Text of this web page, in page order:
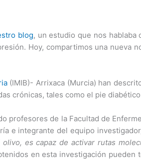
blog, un estudio que nos
Hoy, compartimos una nueva
(IMIB)- Arrixaca (Murcia) han
crónicas, tales como el pie
profesores de la Facultad de
e integrante del equipo
es capaz de activar rutas
en esta investigación